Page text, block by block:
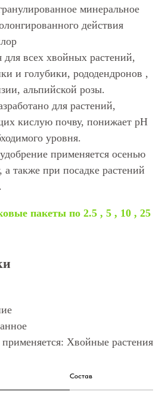
минеральное
действия
для всех хвойных растений,
и голубики, рододендронов ,
альпийской розы.
для растений,
кислую почву, понижает рН
уровня.
применяется осенью
а также при посадке растений
пакеты по 2.5 , 5 , 10 , 25
применяется: Хвойные растения
Состав